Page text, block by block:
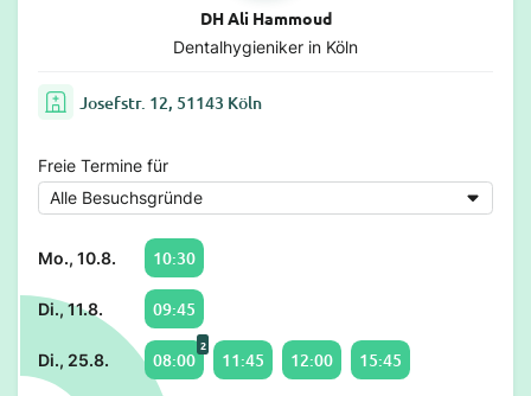
DH Ali Hammoud
Dentalhygieniker in Köln
Josefstr. 12, 51143 Köln
Freie Termine für
Mo., 10.8. 10:30
Di., 11.8. 09:45
Di., 25.8. 08:00
2
11:45 12:00 15:45